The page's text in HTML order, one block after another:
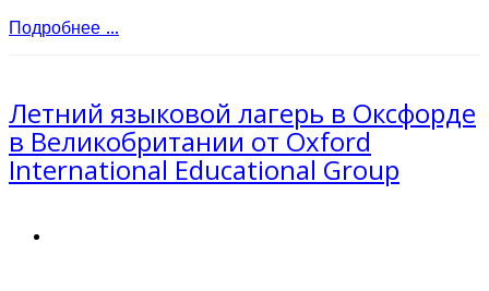
Подробнее ...
Летний языковой лагерь в Оксфорде
в Великобритании от Oxford
International Educational Group